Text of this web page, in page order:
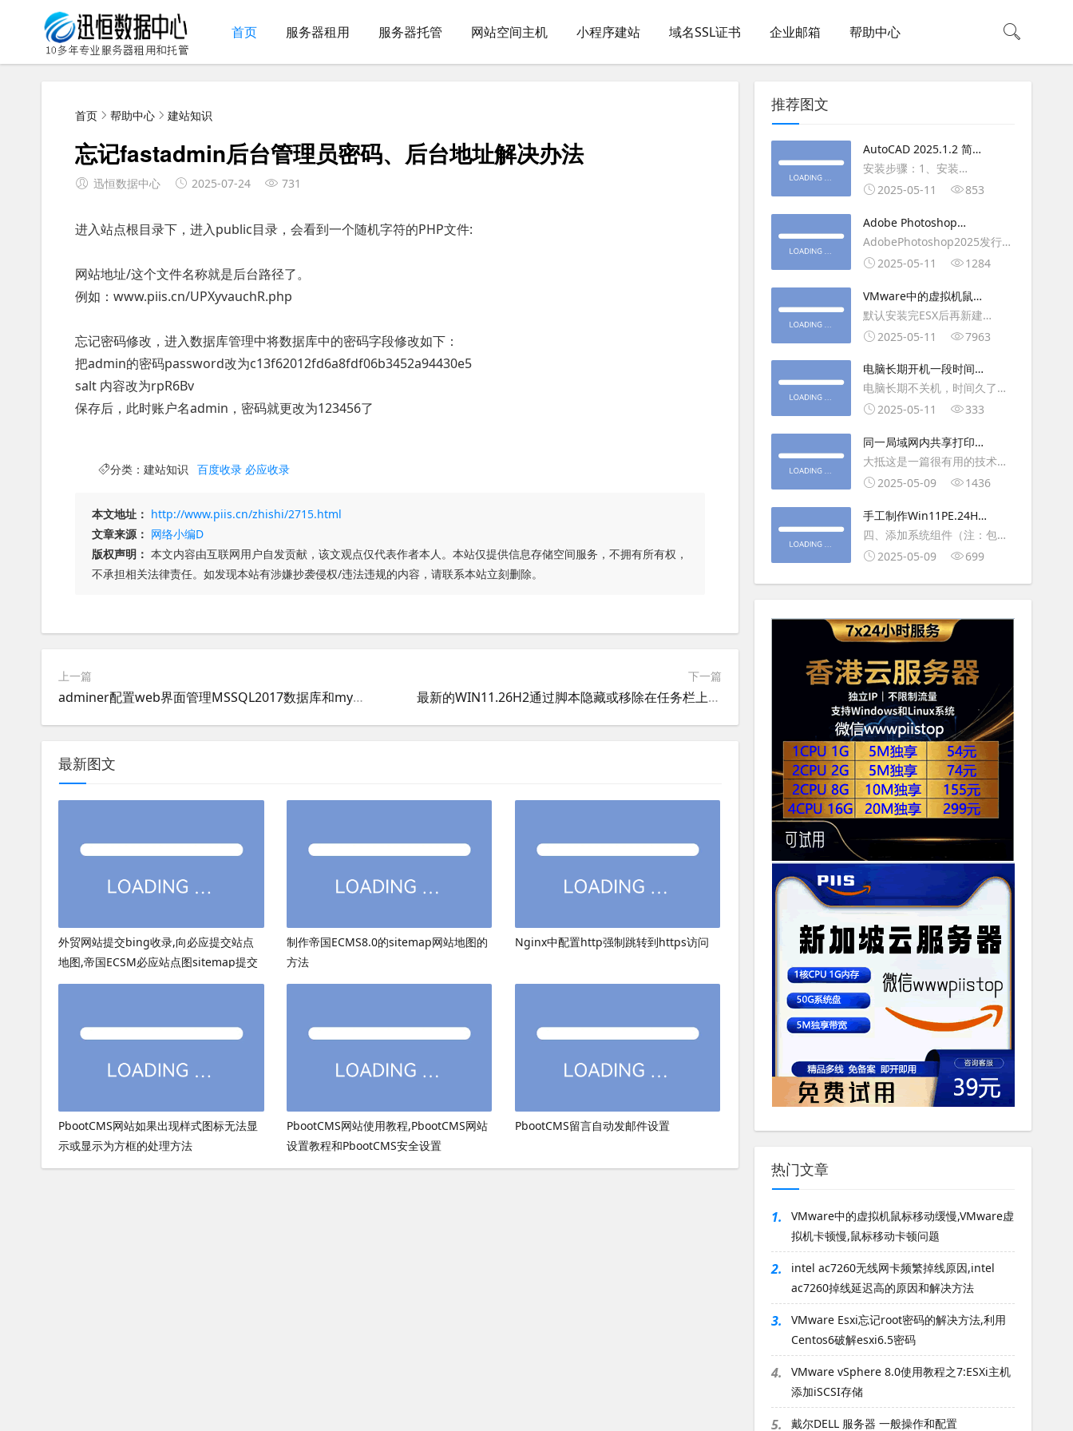
首页 服务器租用 服务器托管 网站空间主机 小程序建站 域名SSL证书 企业邮箱 帮助中心
首页 帮助中心 建站知识
忘记fastadmin后台管理员密码、后台地址解决办法
迅恒数据中心 2025-07-24 731
进入站点根目录下，进入public目录，会看到一个随机字符的PHP文件:
网站地址/这个文件名称就是后台路径了。
例如：www.piis.cn/UPXyvauchR.php
忘记密码修改，进入数据库管理中将数据库中的密码字段修改如下：
把admin的密码password改为c13f62012fd6a8fdf06b3452a94430e5
salt 内容改为rpR6Bv
保存后，此时账户名admin，密码就更改为123456了
分类： 建站知识 百度收录 必应收录
本文地址： http://www.piis.cn/zhishi/2715.html
文章来源： 网络小编D
版权声明： 本文内容由互联网用户自发贡献，该文观点仅代表作者本人。本站仅提供信息存储空间服务，不拥有所有权，
不承担相关法律责任。如发现本站有涉嫌抄袭侵权/违法违规的内容，请联系本站立刻删除。
上一篇
adminer配置web界面管理MSSQL2017数据库和mysql数据库,MSSQL2014的WEB管理软件
下一篇
最新的WIN11.26H2通过脚本隐藏或移除在任务栏上搜索框方法
最新图文
外贸网站提交bing收录,向必应提交站点
地图,帝国ECSM必应站点图sitemap提交
制作帝国ECMS8.0的sitemap网站地图的
方法
Nginx中配置http强制跳转到https访问
PbootCMS网站如果出现样式图标无法显
示或显示为方框的处理方法
PbootCMS网站使用教程,PbootCMS网站
设置教程和PbootCMS安全设置
PbootCMS留言自动发邮件设置
推荐图文
AutoCAD 2025.1.2 简体
中文版（64位）破解版下
载
安装步骤：1、安装
AutoCAD_2025.1.2_Update3、
复制Crack里面的文件到
AutoCAD安装目录里，覆盖同
名文件4、完最低
2025-05-11 853
Adobe Photoshop
2025（v26.6.1）多语言
破解版下载
AdobePhotoshop2025发行
年：2025版本：26.6.1.7开发
平台：WindowsX64界面语
言：英语/匈牙利/匈牙利/越南/
荷兰/印尼/西班牙/西班牙语/意
大利
2025-05-11 1284
VMware中的虚拟机鼠标
移动缓慢,VMware虚拟机
卡顿慢,鼠标移动卡顿问题
默认安装完ESX后再新建
WINDOWS虚拟主机，如
操作虚拟主机，鼠标会非常
钝，这是因为虚拟机没有鼠标
驱动，通过安装vmwaretool后
就可以解决此问
2025-05-11 7963
电脑长期开机一段时间就
卡顿怎么处理
电脑长期不关机，时间久了就
会一直卡，CPU和内存都没占
久，打开任务管理器5秒钟。一
般重启下电脑就可以了或重启
下资源管理器(explorer.exe进
程).
2025-05-11 333
同一局域网内共享打印机
的连接及相关问题解决方
法
大抵这是一篇很有用的技术教
程文章吧！涉及的内容普遍而
不自觉地点赞收藏吧~包含内容
有：共享前的准备工作在设置
打印机共享之前，你得先确保
两台电脑
2025-05-09 1436
手工制作Win11PE.24H2
LTSC2024详细教程2
四、添加系统组件（注：包含
DWM、BitLocker解锁、MMC
第5卷提取以下文件到BOOT文
件夹：;DWM桌面窗口管理器
2025-05-09 699
热门文章
1.
VMware中的虚拟机鼠标移动缓慢,VMware虚
拟机卡顿慢,鼠标移动卡顿问题
2.
intel ac7260无线网卡频繁掉线原因,intel
ac7260掉线延迟高的原因和解决方法
3.
VMware Esxi忘记root密码的解决方法,利用
Centos6破解esxi6.5密码
4.
VMware vSphere 8.0使用教程之7:ESXi主机
添加iSCSI存储
5. 戴尔DELL 服务器 一般操作和配置